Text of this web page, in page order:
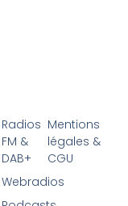
Radios
FM &
DAB+
Webradios
Mentions
légales &
CGU